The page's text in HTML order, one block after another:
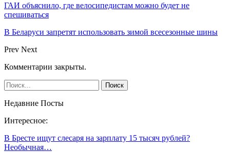
ГАИ объяснило, где велосипедистам можно будет не
спешиваться
В Беларуси запретят использовать зимой всесезонные шины
Prev Next
Комментарии закрыты.
Недавние Посты
Интересное:
В Бресте ищут слесаря на зарплату 15 тысяч рублей?
Необычная…